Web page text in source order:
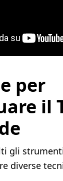
per
il
gli
diverse